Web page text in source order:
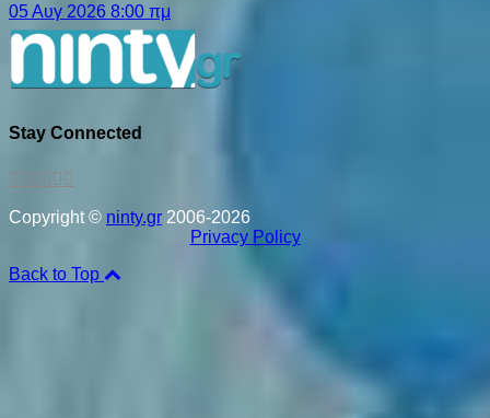
05 Αυγ 2026 8:00 πμ
Stay Connected
Copyright © ninty.gr 2006-2026
Privacy Policy
Back to Top